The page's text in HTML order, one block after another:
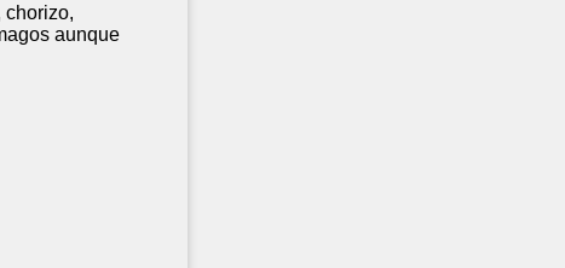
chorizo,
aunque